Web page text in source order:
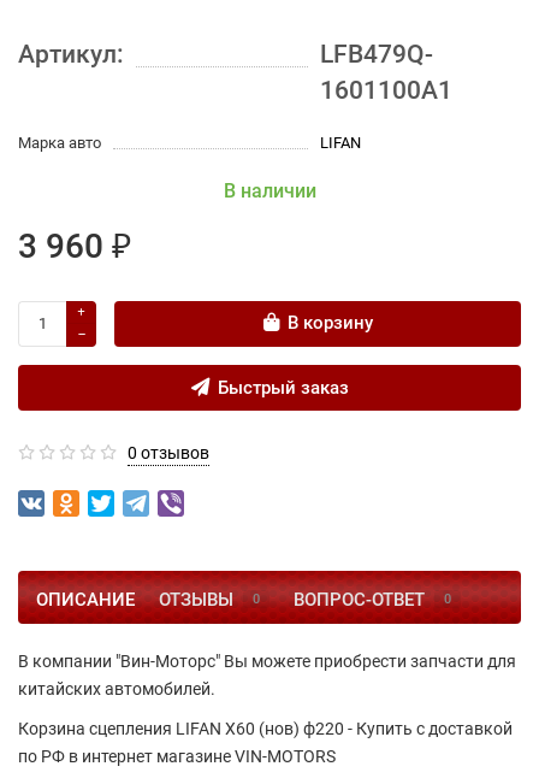
Артикул:
LFB479Q-
1601100A1
Марка авто LIFAN
В наличии
3 960 ₽
В корзину
Быстрый заказ
0 отзывов
ОПИСАНИЕ ОТЗЫВЫ 0 ВОПРОС-ОТВЕТ 0
В компании "Вин-Моторс" Вы можете приобрести запчасти для
китайских автомобилей.
Корзина сцепления LIFAN X60 (нов) ф220 - Купить с доставкой
по РФ в интернет магазине VIN-MOTORS